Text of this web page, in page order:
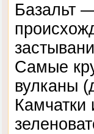
Базальт
Самые
вулканы
Камчатки